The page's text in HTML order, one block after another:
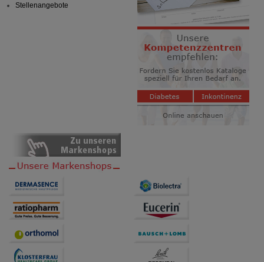
Stellenangebote